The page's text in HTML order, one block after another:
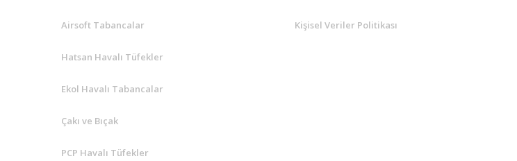
Airsoft Tabancalar
Hatsan Havalı Tüfekler
Ekol Havalı Tabancalar
Çakı ve Bıçak
PCP Havalı Tüfekler
Kişisel Veriler Politikası